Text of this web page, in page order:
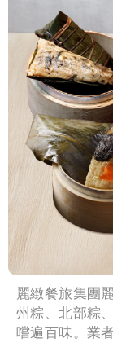
麗緻餐旅集團
州粽、北部粽
嚐遍百味。業